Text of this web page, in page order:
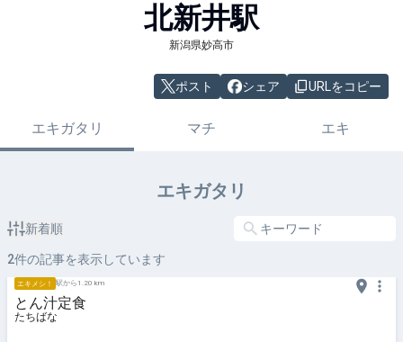
北新井駅
新潟県妙高市
ポスト シェア URLをコピー
エキガタリ マチ エキ
エキガタリ
新着順
2件の記事を表示しています
エキメシ！ 駅から1.20 km
とん汁定食
たちばな